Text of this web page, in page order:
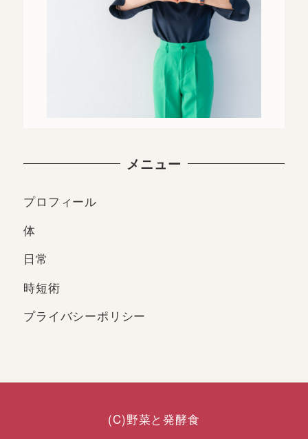
メニュー
プロフィール
体
日常
時短術
プライバシーポリシー
(C)野菜と発酵食